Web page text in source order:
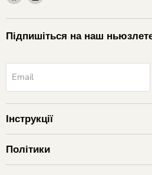
нас
на
Facebook
на
Instagram
Підпишіться на наш
Email
Інструкції
Політики